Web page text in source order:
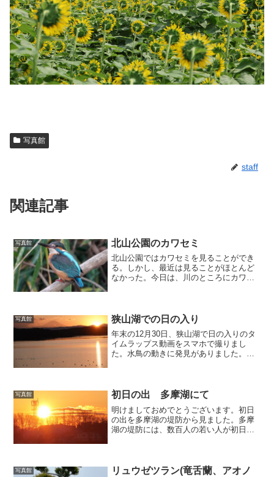
写真館
staff
関連記事
写真館 北山公園のカワセミ
北山公園ではカワセミを見ることができ
る。しかし、最近は見ることがほとんど
なかった。今日は、川のところにカワセ
写真館 狭山湖での日の入り
年末の12月30日、狭山湖で日の入りのタ
イムラップス動画をスマホで撮りまし
た。水鳥の動きに発見がありました。デ
写真館 初日の出 多摩湖にて
明けましておめでとうございます。初日
の出を多摩湖の堤防から見ました。多摩
湖の堤防には、数百人の若い人が初日の
した写真（クリック...
写真館
リュウゼツラン(竜舌蘭、アオノ